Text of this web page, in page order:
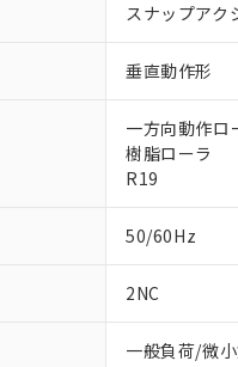
スナップアク
垂直動作形
一方向動作
樹脂ローラ
R19
50/60Hz
2NC
一般負荷/微